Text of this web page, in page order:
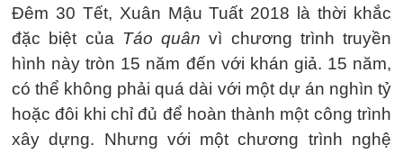
Đêm 30 Tết, Xuân Mậu Tuất 2018 là thời khắc
đặc biệt của Táo quân vì chương trình truyền
hình này tròn 15 năm đến với khán giả. 15 năm,
có thể không phải quá dài với một dự án nghìn tỷ
hoặc đôi khi chỉ đủ để hoàn thành một công trình
xây dựng. Nhưng với một chương trình nghệ